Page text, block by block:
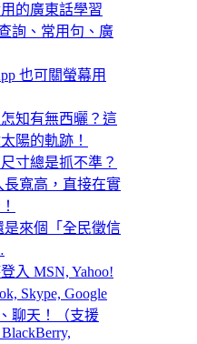
的廣東話學習
詢、常用句、廣
也可關螢幕用
知有無西曬？這
陽的軌跡！
寸總是抓不準？
長寬高，直接在實
是來個「全民徵信
入 MSN, Yahoo!
Skype, Google
聊天！（支援